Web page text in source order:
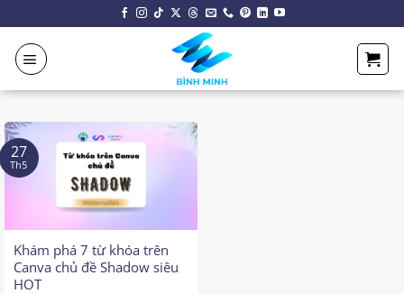
đến
nội
dung
Khám phá 7 từ khóa trên
Canva chủ đề Shadow siêu
HOT
27
Th5